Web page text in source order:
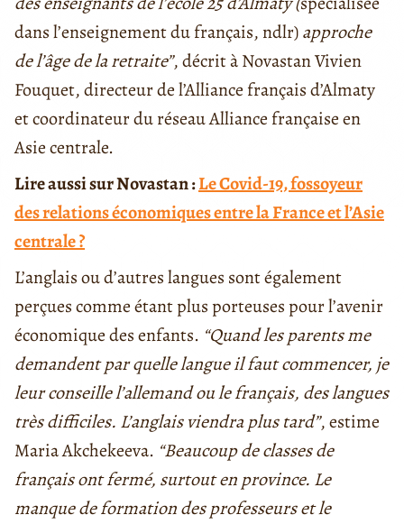
dans l’enseignement du français, ndlr)approche
de l’âge de la retraite”, décrit à Novastan Vivien
Fouquet, directeur de l’Alliance français d’Almaty
et coordinateur du réseau Alliance française en
Asie centrale.
Lire aussi sur Novastan :Le Covid-19, fossoyeur
des relations économiques entre la France et l’Asie
centrale ?
L’anglais ou d’autres langues sont également
perçues comme étant plus porteuses pour l’avenir
économique des enfants. “Quand les parents me
demandent par quelle langue il faut commencer, je
leur conseille l’allemand ou le français, des langues
très difficiles. L’anglais viendra plus tard”, estime
Maria Akchekeeva. “Beaucoup de classes de
français ont fermé, surtout en province. Le
manque de formation des professeurs et le